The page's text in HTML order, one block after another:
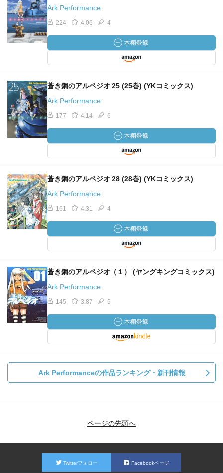
Ark Performance
224 4.06 4
蒼き鋼のアルペジオ 25 (25巻) (YKコミックス)
Ark Performance
177 4.14 6
蒼き鋼のアルペジオ 28 (28巻) (YKコミックス)
Ark Performance
161 4.31 4
蒼き鋼のアルペジオ（１） (ヤングキングコミックス)
Ark Performance
145 3.87 5
Ark Performanceの作品ランキング・新刊情報
ページの先頭へ
Twitterフォロー Facebookページ